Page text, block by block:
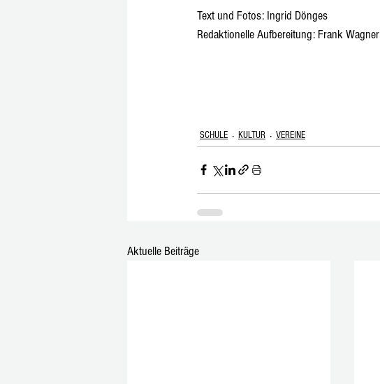
Text und Fotos: Ingrid Dönges
Redaktionelle Aufbereitung: Frank Wagner
SCHULE KULTUR VEREINE
Aktuelle Beiträge